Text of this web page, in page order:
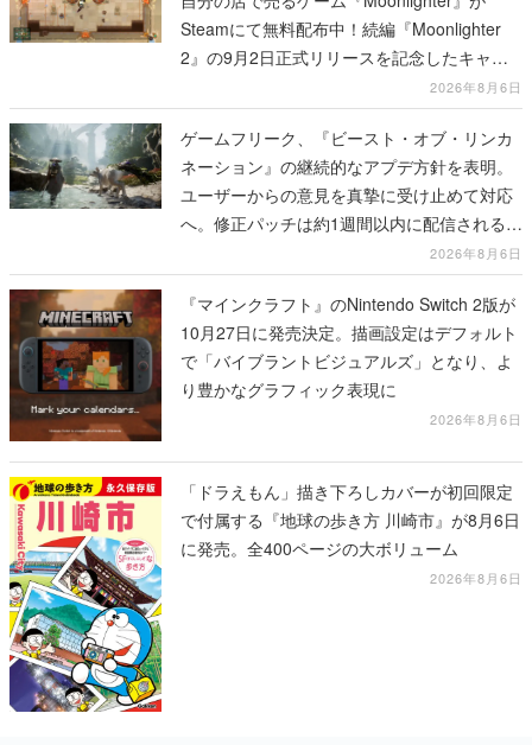
Steamにて無料配布中！続編『Moonlighter
2』の9月2日正式リリースを記念したキャン
2026年8月6日
ゲームフリーク、『ビースト・オブ・リンカ
ネーション』の継続的なアプデ方針を表明。
ユーザーからの意見を真摯に受け止めて対応
へ。修正パッチは約1週間以内に配信される予
2026年8月6日
『マインクラフト』のNintendo Switch 2版が
10月27日に発売決定。描画設定はデフォルト
で「バイブラントビジュアルズ」となり、よ
り豊かなグラフィック表現に
2026年8月6日
「ドラえもん」描き下ろしカバーが初回限定
で付属する『地球の歩き方 川崎市』が8月6日
に発売。全400ページの大ボリューム
2026年8月6日